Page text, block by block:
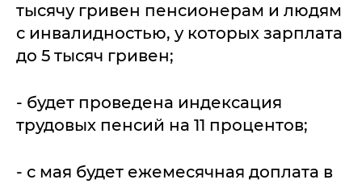
тысячу гривен пенсионерам и людям
с инвалидностью, у которых зарплата
до 5 тысяч гривен;
- будет проведена индексация
трудовых пенсий на 11 процентов;
- с мая будет ежемесячная доплата в